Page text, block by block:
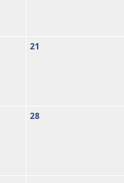
21
28